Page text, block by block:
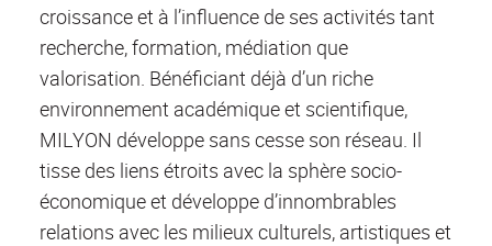
croissance et à l’influence de ses activités tant
recherche, formation, médiation que
valorisation. Bénéficiant déjà d’un riche
environnement académique et scientifique,
MILYON développe sans cesse son réseau. Il
tisse des liens étroits avec la sphère socio-
économique et développe d’innombrables
relations avec les milieux culturels, artistiques et